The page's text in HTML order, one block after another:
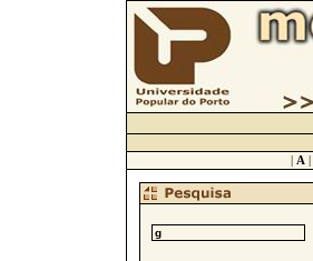
| A |